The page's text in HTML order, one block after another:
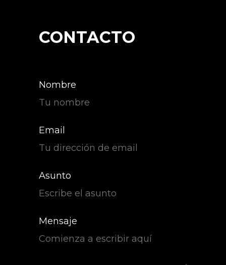
CONTACTO
Nombre
Email
Asunto
Mensaje